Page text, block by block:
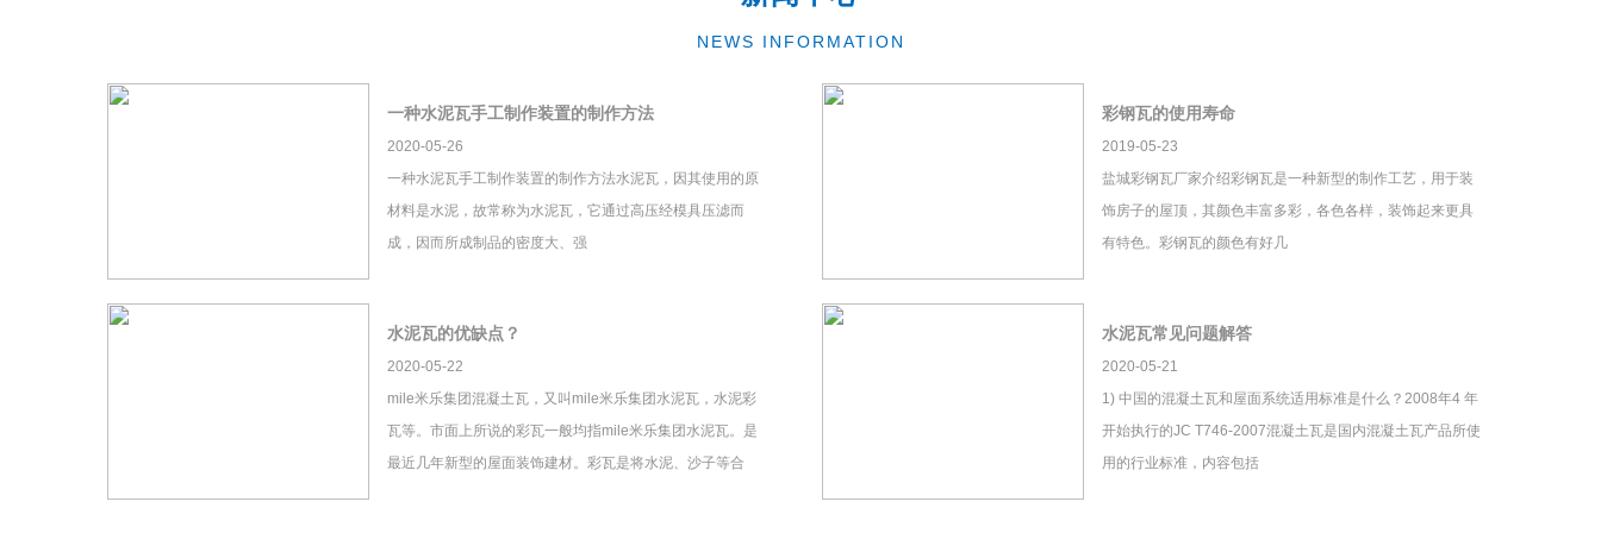
NEWS INFORMATION
一种水泥瓦手工制作装置的制作方法
2020-05-26
一种水泥瓦手工制作装置的制作方法水泥瓦，因其使用的原
材料是水泥，故常称为水泥瓦，它通过高压经模具压滤而
成，因而所成制品的密度大、强
彩钢瓦的使用寿命
2019-05-23
盐城彩钢瓦厂家介绍彩钢瓦是一种新型的制作工艺，用于装
饰房子的屋顶，其颜色丰富多彩，各色各样，装饰起来更具
有特色。彩钢瓦的颜色有好几
水泥瓦的优缺点？
2020-05-22
mile米乐集团混凝土瓦，又叫mile米乐集团水泥瓦，水泥彩
瓦等。市面上所说的彩瓦一般均指mile米乐集团水泥瓦。是
最近几年新型的屋面装饰建材。彩瓦是将水泥、沙子等合
水泥瓦常见问题解答
2020-05-21
1) 中国的混凝土瓦和屋面系统适用标准是什么？2008年4 年
开始执行的JC T746-2007混凝土瓦是国内混凝土瓦产品所使
用的行业标准，内容包括